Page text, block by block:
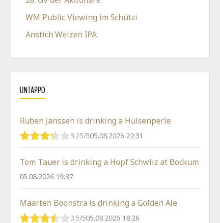
WM Public Viewing im Schützi
Anstich Weizen IPA
UNTAPPD
Ruben Janssen is drinking a Hülsenperle
3.25/505.08.2026 22:31
Tom Tauer is drinking a Hopf Schwiiz at Bockum
05.08.2026 19:37
Maarten Boonstra is drinking a Golden Ale
3.5/505.08.2026 18:26